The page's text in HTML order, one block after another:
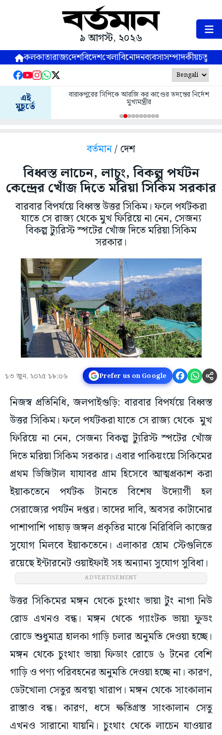
৯ আগস্ট, ২০২৬
কলকাতারাজ্যদেশবিদেশখেলাবিনোদনব্যবসাসম্পাদকীয়
এই
মুহূর্তে
বারাকপুরের সিপিকে আরজি কর কাণ্ডের তদন্তের নির্দেশ
মুখ্যমন্ত্রীর
বর্তমান/ দেশ
বিধ্বস্ত লাচেন, লাচুং, বিকল্প পর্যটন
কেন্দ্রের খোঁজ দিতে মরিয়া সিকিম সরকার
বারবার বিপর্যয়ে বিধ্বস্ত উত্তর সিকিম। ফলে পর্যটকরা
যাতে সে রাজ্য থেকে মুখ ফিরিয়ে না নেন, সেজন্য
বিকল্প ট্যুরিস্ট স্পটের খোঁজ দিতে মরিয়া সিকিম
সরকার।
১৩ জুন, ২০২৫ ১৮:০৬ Prefer us on Google
নিজস্ব প্রতিনিধি, জলপাইগুড়ি: বারবার বিপর্যয়ে বিধ্বস্ত
উত্তর সিকিম। ফলে পর্যটকরা যাতে সে রাজ্য থেকে মুখ
ফিরিয়ে না নেন, সেজন্য বিকল্প ট্যুরিস্ট স্পটের খোঁজ
দিতে মরিয়া সিকিম সরকার। এবার পাকিয়ংয়ে সিকিমের
প্রথম ডিজিটাল যাযাবর গ্রাম হিসেবে আত্মপ্রকাশ করা
ইয়াকতেনে পর্যটক টানতে বিশেষ উদ্যোগী হল
সেরাজ্যের পর্যটন দপ্তর। তাদের দাবি, অবসর কাটানোর
পাশাপাশি পাহাড় জঙ্গল প্রকৃতির মাঝে নিরিবিলি কাজের
সুযোগ মিলবে ইয়াকতেনে। এলাকার হোম স্টেগুলিতে
রয়েছে ইন্টারনেট ওয়াইফাই সহ অন্যান্য সুযোগ সুবিধা।
ADVERTISEMENT
উত্তর সিকিমের মঙ্গন থেকে চুংথাং ভায়া টুং নাগা নিউ
রোড এখনও বন্ধ। মঙ্গন থেকে গ্যাংটক ভায়া ফুডং
রোডে শুধুমাত্র হালকা গাড়ি চলার অনুমতি দেওয়া হচ্ছে।
মঙ্গন থেকে চুংথাং ভায়া ফিডাং রোডে ৬ টনের বেশি
গাড়ি ও পণ্য পরিবহনের অনুমতি দেওয়া হচ্ছে না। কারণ,
ডেটখোলা সেতুর অবস্থা খারাপ। মঙ্গন থেকে সাংকালান
রাস্তাও বন্ধ। কারণ, ধসে ক্ষতিগ্রস্ত সাংকালান সেতু
এখনও সারানো যায়নি। চুংথাং থেকে লাচেন যাওয়ার